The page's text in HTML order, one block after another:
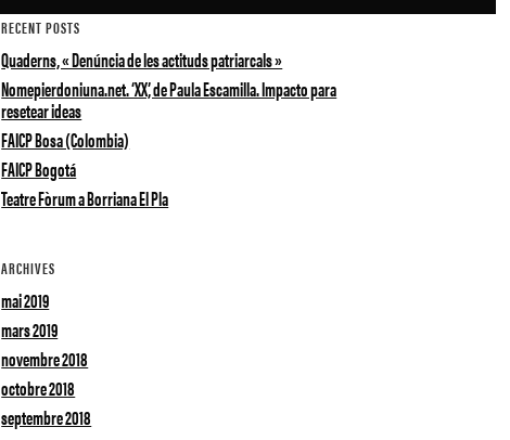
RECENT POSTS
Quaderns, « Denúncia de les actituds patriarcals »
Nomepierdoniuna.net. ‘XX’, de Paula Escamilla. Impacto para
resetear ideas
FAICP Bosa (Colombia)
FAICP Bogotá
Teatre Fòrum a Borriana El Pla
ARCHIVES
mai 2019
mars 2019
novembre 2018
octobre 2018
septembre 2018